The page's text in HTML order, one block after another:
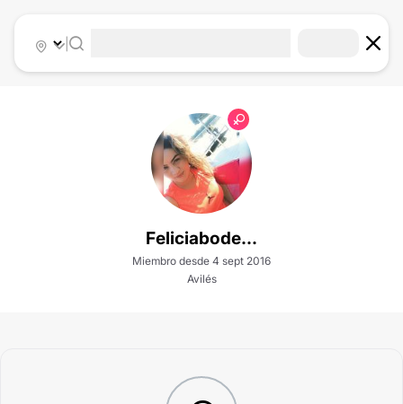
|
Feliciabode...
Miembro desde 4 sept 2016
Avilés